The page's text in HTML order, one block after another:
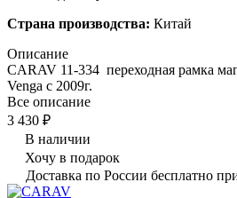
Страна производства: Китай
Описание
CARAV 11-334 переходная рамка
Venga с 2009г.
Все описание
3 430 ₽
В наличии
Хочу в подарок
Доставка по России бесплатно